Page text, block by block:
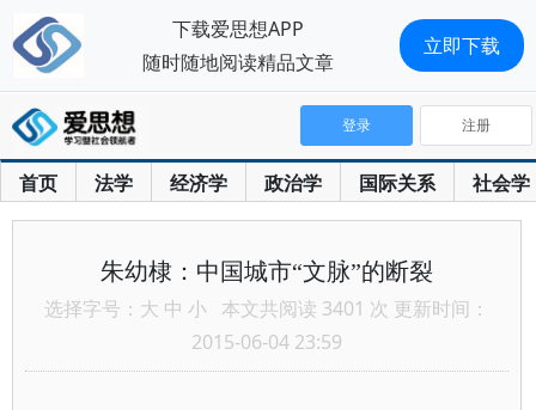
首页 法学 经济学 政治学 国际关系 社会学
登录 注册
朱幼棣：中国城市“文脉”的断裂
选择字号： 大 中 小 本文共阅读 3401 次 更新时间：
2015-06-04 23:59
下载爱思想APP
随时随地阅读精品文章
立即下载